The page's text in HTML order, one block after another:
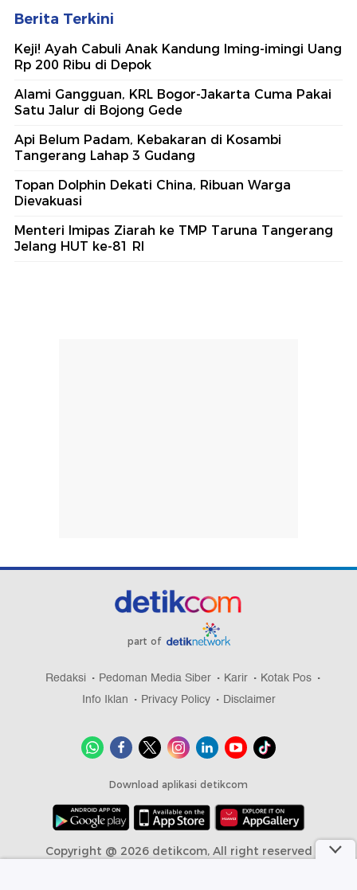
Berita Terkini
Keji! Ayah Cabuli Anak Kandung Iming-imingi Uang
Rp 200 Ribu di Depok
Alami Gangguan, KRL Bogor-Jakarta Cuma Pakai
Satu Jalur di Bojong Gede
Api Belum Padam, Kebakaran di Kosambi
Tangerang Lahap 3 Gudang
Topan Dolphin Dekati China, Ribuan Warga
Dievakuasi
Menteri Imipas Ziarah ke TMP Taruna Tangerang
Jelang HUT ke-81 RI
part of
Redaksi Pedoman Media Siber Karir
Kotak Pos
Info Iklan
Privacy Policy Disclaimer
Download aplikasi detikcom
Copyright @ 2026 detikcom, All right reserved